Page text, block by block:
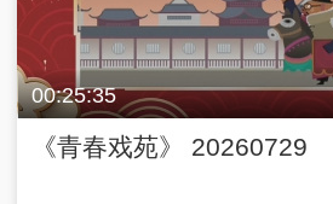
00:25:35
《青春戏苑》 20260729